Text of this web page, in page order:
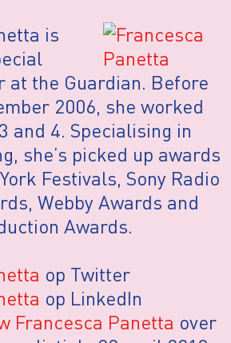
is
at the Guardian. Before
2006, she worked
and 4. Specialising in
she’s picked up awards
Festivals, Sony Radio
Webby Awards and
Awards.
op Twitter
op LinkedIn
Francesca Panetta over